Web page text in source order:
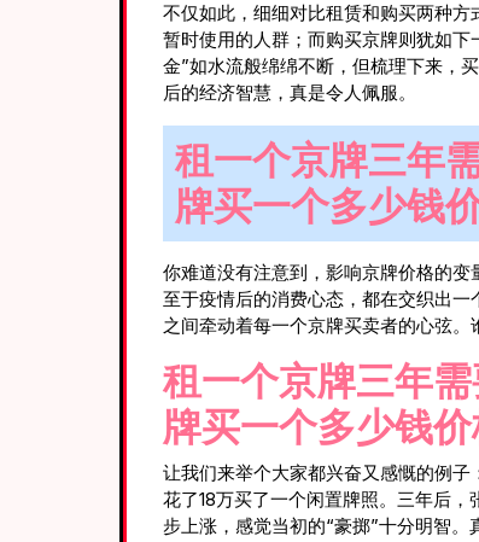
不仅如此，细细对比租赁和购买两种
暂时使用的人群；而购买京牌则犹如
金”如水流般绵绵不断，但梳理下来，
后的经济智慧，真是令人佩服。
租一个京牌三年
牌买一个多少钱
你难道没有注意到，影响京牌价格的
至于疫情后的消费心态，都在交织出
之间牵动着每一个京牌买卖者的心弦。
租一个京牌三年
牌买一个多少钱
让我们来举个大家都兴奋又感慨的例
花了18万买了一个闲置牌照。三年后
步上涨，感觉当初的“豪掷”十分明智